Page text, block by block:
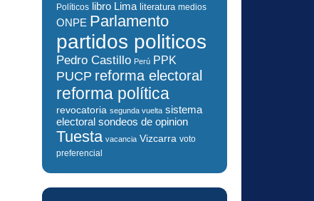
Políticos libro Lima literatura medios
ONPE Parlamento
partidos politicos
Pedro Castillo Perú PPK
PUCP reforma electoral
reforma política
revocatoria segunda vuelta sistema
electoral sondeos de opinion
Tuesta vacancia Vizcarra voto
preferencial